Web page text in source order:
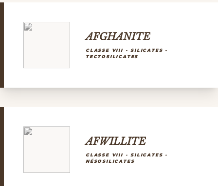
AFGHANITE
CLASSE VIII - SILICATES -
TECTOSILICATES
AFWILLITE
CLASSE VIII - SILICATES -
NÉSOSILICATES